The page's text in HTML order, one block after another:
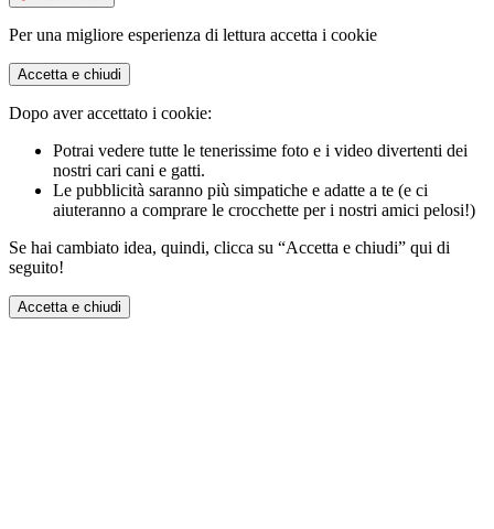
Per una migliore esperienza di lettura accetta i cookie
Accetta e chiudi
Dopo aver accettato i cookie:
Potrai vedere tutte le tenerissime foto e i video divertenti dei
nostri cari cani e gatti.
Le pubblicità saranno più simpatiche e adatte a te (e ci
aiuteranno a comprare le crocchette per i nostri amici pelosi!)
Se hai cambiato idea, quindi, clicca su “Accetta e chiudi” qui di
seguito!
Accetta e chiudi